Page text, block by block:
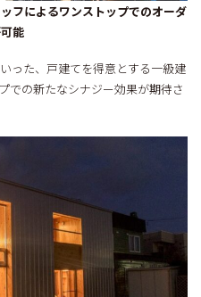
フによるワンストップでのオーダ
能
った、戸建てを得意とする一級建
での新たなシナジー効果が期待さ